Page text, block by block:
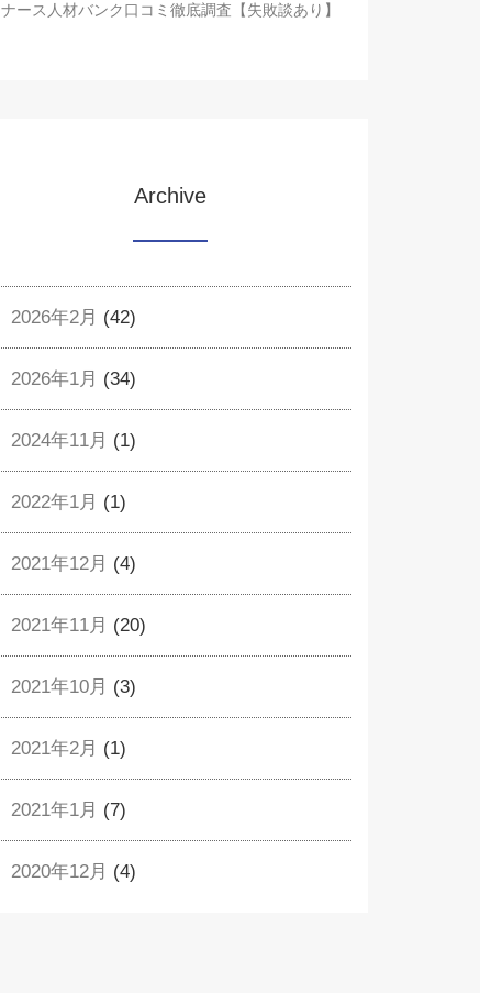
ナース人材バンク口コミ徹底調査【失敗談あり】
Archive
2026年2月 (42)
2026年1月 (34)
2024年11月 (1)
2022年1月 (1)
2021年12月 (4)
2021年11月 (20)
2021年10月 (3)
2021年2月 (1)
2021年1月 (7)
2020年12月 (4)